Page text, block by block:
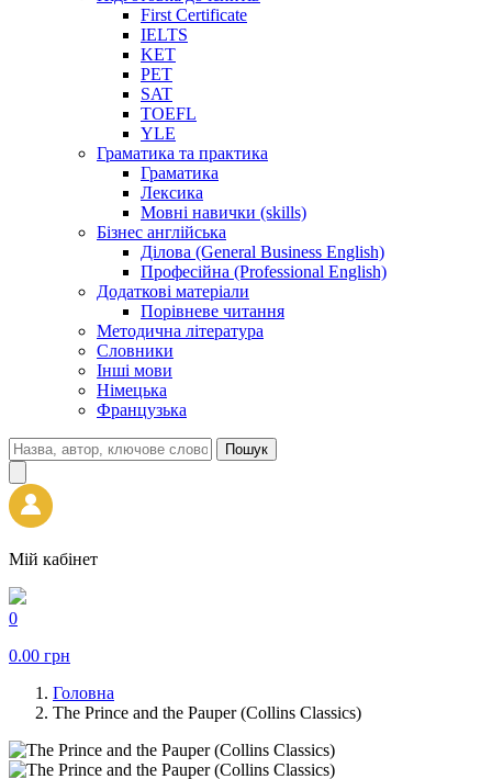
First Certificate
IELTS
KET
PET
SAT
TOEFL
YLE
Граматика та практика
Граматика
Лексика
Мовні навички (skills)
Бізнес англійська
Ділова (General Business English)
Професійна (Professional English)
Додаткові матеріали
Порівневе читання
Методична література
Словники
Інші мови
Німецька
Французька
Пошук
Мій кабінет
0
0.00 грн
Головна
The Prince and the Pauper (Collins Classics)